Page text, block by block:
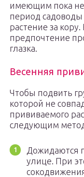
имеющим пока
период
растение за
предпочтение
глазка.
Весенняя
Чтобы подвить
которой не
прививаемого
следующим
Дожидаются
улице. При